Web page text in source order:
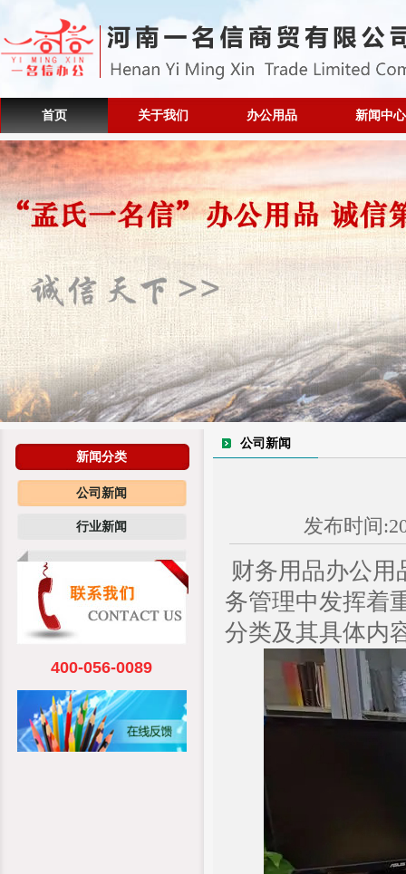
首页 关于我们 办公用品 新闻中心
新闻分类
公司新闻
行业新闻
400-056-0089
公司新闻
发布时间
财务用品办公用
务管理中发挥着
分类及其具体内